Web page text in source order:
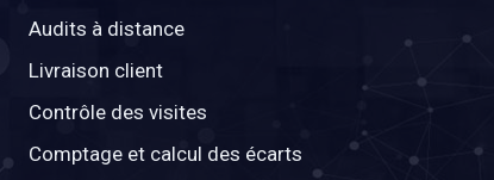
Audits à distance
Livraison client
Contrôle des visites
Comptage et calcul des écarts